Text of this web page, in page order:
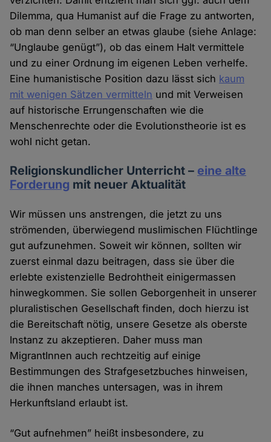
Dilemma, qua Humanist auf die Frage zu antworten,
ob man denn selber an etwas glaube (siehe Anlage:
“Unglaube genügt”), ob das einem Halt vermittele
und zu einer Ordnung im eigenen Leben verhelfe.
Eine humanistische Position dazu lässt sich kaum
mit wenigen Sätzen vermitteln und mit Verweisen
auf historische Errungenschaften wie die
Menschenrechte oder die Evolutionstheorie ist es
wohl nicht getan.
Religionskundlicher Unterricht – eine alte
Forderung mit neuer Aktualität
Wir müssen uns anstrengen, die jetzt zu uns
strömenden, überwiegend muslimischen Flüchtlinge
gut aufzunehmen. Soweit wir können, sollten wir
zuerst einmal dazu beitragen, dass sie über die
erlebte existenzielle Bedrohtheit einigermassen
hinwegkommen. Sie sollen Geborgenheit in unserer
pluralistischen Gesellschaft finden, doch hierzu ist
die Bereitschaft nötig, unsere Gesetze als oberste
Instanz zu akzeptieren. Daher muss man
MigrantInnen auch rechtzeitig auf einige
Bestimmungen des Strafgesetzbuches hinweisen,
die ihnen manches untersagen, was in ihrem
Herkunftsland erlaubt ist.
“Gut aufnehmen” heißt insbesondere, zu